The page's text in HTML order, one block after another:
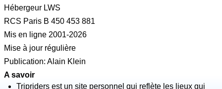
Hébergeur LWS
RCS Paris B 450 453 881
Mis en ligne 2001-2026
Mise à jour régulière
Publication: Alain Klein
A savoir
Tripriders est un site personnel qui reflète les lieux qui